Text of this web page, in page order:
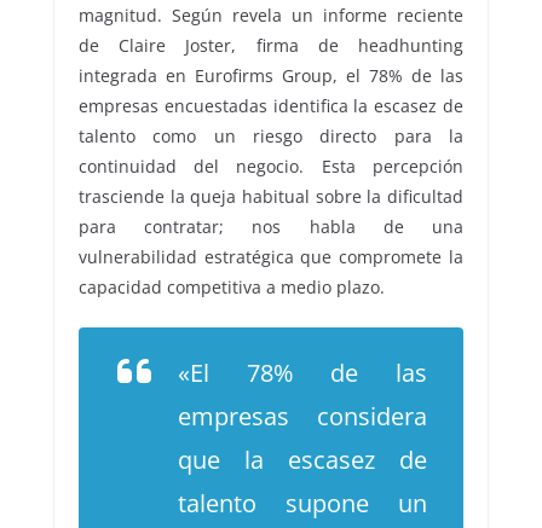
magnitud. Según revela un informe reciente
de Claire Joster, firma de headhunting
integrada en Eurofirms Group, el 78% de las
empresas encuestadas identifica la escasez de
talento como un riesgo directo para la
continuidad del negocio. Esta percepción
trasciende la queja habitual sobre la dificultad
para contratar; nos habla de una
vulnerabilidad estratégica que compromete la
capacidad competitiva a medio plazo.
«El 78% de las
empresas considera
que la escasez de
talento supone un